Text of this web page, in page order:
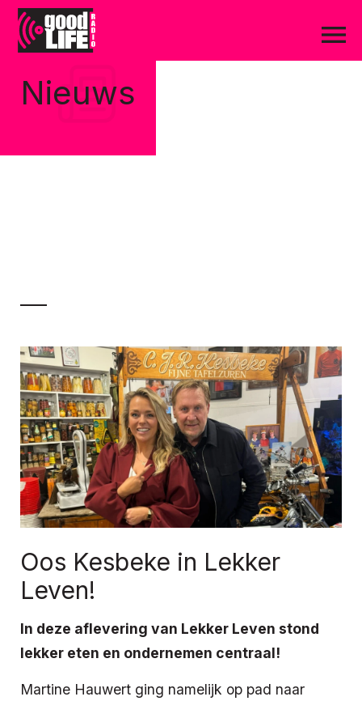
Nieuws
Oos Kesbeke in Lekker
Leven!
In deze aflevering van Lekker Leven stond
lekker eten en ondernemen centraal!
Martine Hauwert ging namelijk op pad naar